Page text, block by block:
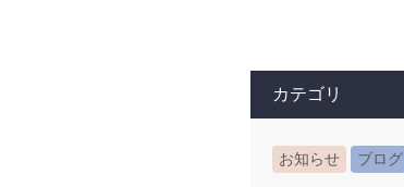
カテゴリ
お知らせ ブログ